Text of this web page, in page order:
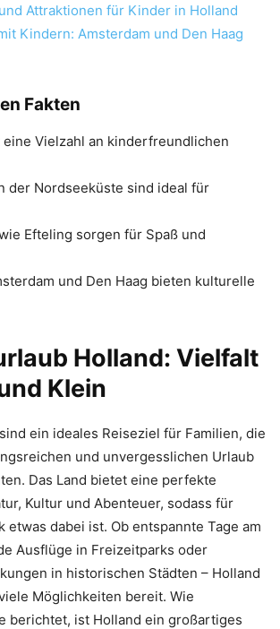
Attraktionen für Kinder in Holland
Kindern: Amsterdam und Den Haag
Fakten
Vielzahl an kinderfreundlichen
der Nordseeküste sind ideal für
Efteling sorgen für Spaß und
und Den Haag bieten kulturelle
Holland: Vielfalt
Klein
ein ideales Reiseziel für Familien, die
und unvergesslichen Urlaub
Das Land bietet eine perfekte
Kultur und Abenteuer, sodass für
etwas dabei ist. Ob entspannte Tage am
Ausflüge in Freizeitparks oder
in historischen Städten – Holland
Möglichkeiten bereit. Wie
berichtet, ist Holland ein großartiges